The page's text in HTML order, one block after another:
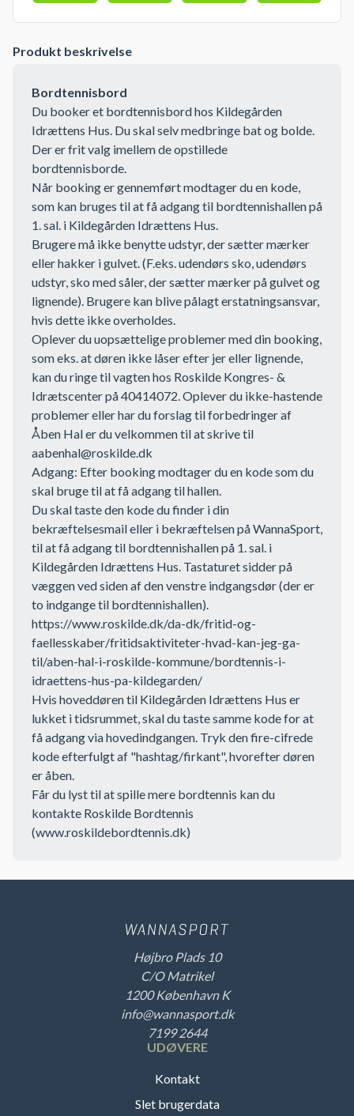
Produkt beskrivelse
Bordtennisbord
Du booker et bordtennisbord hos Kildegården
Idrættens Hus. Du skal selv medbringe bat og bolde.
Der er frit valg imellem de opstillede
bordtennisborde.
Når booking er gennemført modtager du en kode,
som kan bruges til at få adgang til bordtennishallen på
1. sal. i Kildegården Idrættens Hus.
Brugere må ikke benytte udstyr, der sætter mærker
eller hakker i gulvet. (F.eks. udendørs sko, udendørs
udstyr, sko med såler, der sætter mærker på gulvet og
lignende). Brugere kan blive pålagt erstatningsansvar,
hvis dette ikke overholdes.
Oplever du uopsættelige problemer med din booking,
som eks. at døren ikke låser efter jer eller lignende,
kan du ringe til vagten hos Roskilde Kongres- &
Idrætscenter på 40414072. Oplever du ikke-hastende
problemer eller har du forslag til forbedringer af
Åben Hal er du velkommen til at skrive til
aabenhal@roskilde.dk
Adgang: Efter booking modtager du en kode som du
skal bruge til at få adgang til hallen.
Du skal taste den kode du finder i din
bekræftelsesmail eller i bekræftelsen på WannaSport,
til at få adgang til bordtennishallen på 1. sal. i
Kildegården Idrættens Hus. Tastaturet sidder på
væggen ved siden af den venstre indgangsdør (der er
to indgange til bordtennishallen).
https://www.roskilde.dk/da-dk/fritid-og-
faellesskaber/fritidsaktiviteter-hvad-kan-jeg-ga-
til/aben-hal-i-roskilde-kommune/bordtennis-i-
idraettens-hus-pa-kildegarden/
Hvis hoveddøren til Kildegården Idrættens Hus er
lukket i tidsrummet, skal du taste samme kode for at
få adgang via hovedindgangen. Tryk den fire-cifrede
kode efterfulgt af "hashtag/firkant", hvorefter døren
er åben.
Får du lyst til at spille mere bordtennis kan du
kontakte Roskilde Bordtennis
(www.roskildebordtennis.dk)
Højbro Plads 10
C/O Matrikel
1200 København K
info@wannasport.dk
7199 2644
UDØVERE
Kontakt
Slet brugerdata